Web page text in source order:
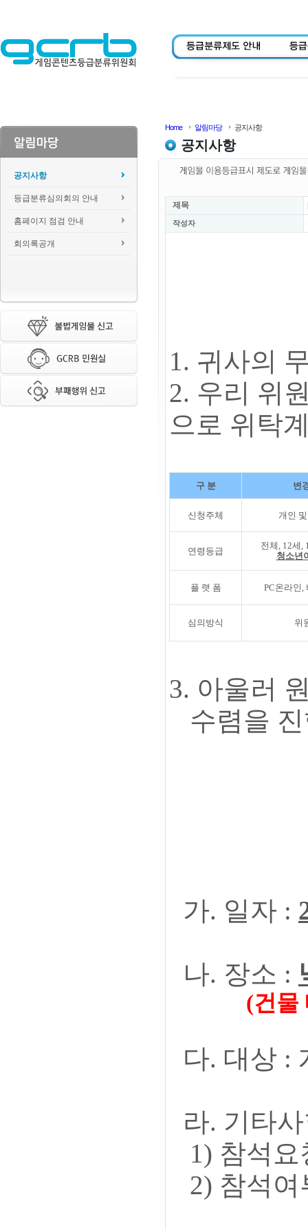
공지사항
등급분류심의회의 안내
홈페이지 점검 안내
회의록공개
Home 알림마당 공지사항
공지사항
제목
작성자
1. 귀사의
2. 우리 위
으로 위탁
구 분 변
신청주체 개인
연령등급
전체, 12세,
청소년
플 랫 폼 PC온라인,
심의방식 위
3. 아울러
수렴을
가. 일자 :
나. 장소 :
(건물 내
다. 대상 :
라. 기타
1) 참석요
2) 참석여